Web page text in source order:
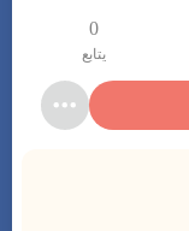
0
يتابع